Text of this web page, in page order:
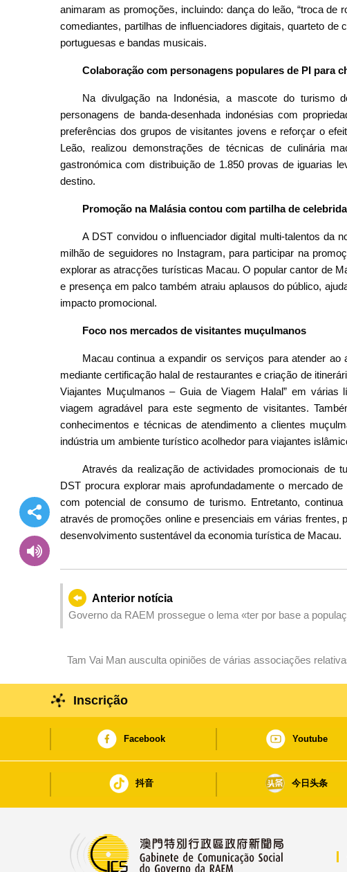
animaram as promoções, incluindo: dança do leão, “troca de
comediantes, partilhas de influenciadores digitais, quarteto
portuguesas e bandas musicais.
Colaboração com personagens populares de PI para
Na divulgação na Indonésia, a mascote do turismo
personagens de banda-desenhada indonésias com
preferências dos grupos de visitantes jovens e reforçar o
Leão, realizou demonstrações de técnicas de culinária
gastronómica com distribuição de 1.850 provas de iguarias
destino.
Promoção na Malásia contou com partilha de
A DST convidou o influenciador digital multi-talentos da
milhão de seguidores no Instagram, para participar na
explorar as atracções turísticas Macau. O popular cantor de
e presença em palco também atraiu aplausos do público,
impacto promocional.
Foco nos mercados de visitantes muçulmanos
Macau continua a expandir os serviços para atender
mediante certificação halal de restaurantes e criação de
Viajantes Muçulmanos – Guia de Viagem Halal” em
viagem agradável para este segmento de visitantes.
conhecimentos e técnicas de atendimento a clientes
indústria um ambiente turístico acolhedor para viajantes
Através da realização de actividades promocionais de
DST procura explorar mais aprofundadamente o mercado
com potencial de consumo de turismo. Entretanto,
através de promoções online e presenciais em várias frentes,
desenvolvimento sustentável da economia turística de Macau.
Anterior notícia
Governo da RAEM prossegue o lema «ter por base a
Tam Vai Man ausculta opiniões de várias associações
Inscrição
Facebook Youtube
抖音 今日头条